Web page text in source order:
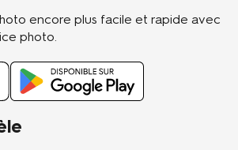
encore plus facile et rapide avec
photo.